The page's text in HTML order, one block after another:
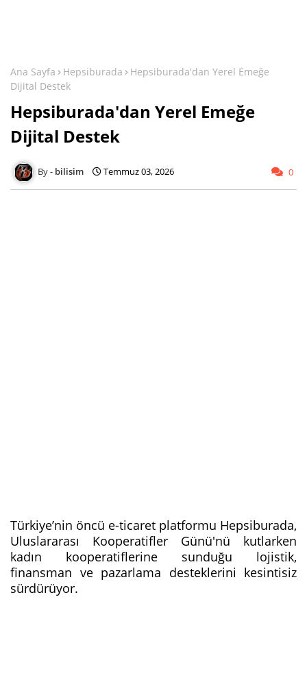
Ana Sayfa Hepsiburada
Hepsiburada'dan Yerel Emeğe
Dijital Destek
Hepsiburada'dan Yerel Emeğe
Dijital Destek
bilisim Temmuz 03, 2026 0
Türkiye’nin öncü e-ticaret platformu Hepsiburada,
Uluslararası Kooperatifler Günü'nü kutlarken
kadın kooperatiflerine sunduğu lojistik,
finansman ve pazarlama desteklerini kesintisiz
sürdürüyor.